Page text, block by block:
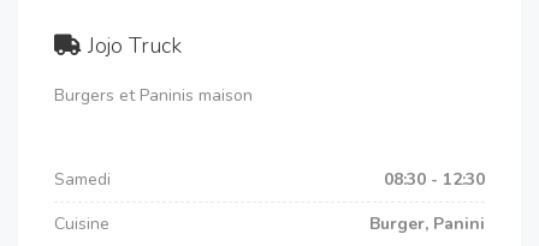
Jojo Truck
Burgers et Paninis maison
Samedi
08:30 - 12:30
Cuisine
Burger, Panini